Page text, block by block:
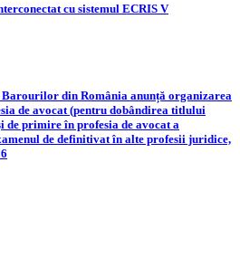
cu sistemul ECRIS V
Barourilor din România anunță organizarea
de avocat (pentru dobândirea titlului
de primire în profesia de avocat a
de definitivat în alte profesii juridice,